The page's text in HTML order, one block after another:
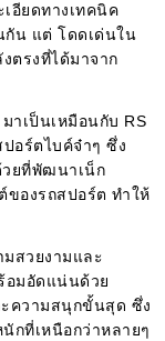
อียดทางเทคนิค
กัน แต่ โดดเด่นใน
ตรงที่ได้มาจาก
าเป็นเหมือนกับ RS
อร์ตไบค์จ๋าๆ ซึ่ง
วยที่พัฒนาเน็ก
ของรถสปอร์ต ทำให้
มสวยงามและ
อมอัดแน่นด้วย
ความสนุกขั้นสุด ซึ่ง
กที่เหนือกว่าหลายๆ